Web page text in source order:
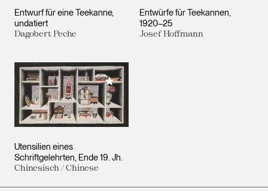
Entwurf für eine Teekanne
undatiert
Dagobert Peche
Entwürfe für Teekannen
1920–25
Josef Hoffmann
Utensilien eines
Schriftgelehrten Ende 19. Jh.
Chinesisch / Chinese
Meiner Sammlung hinzufügen